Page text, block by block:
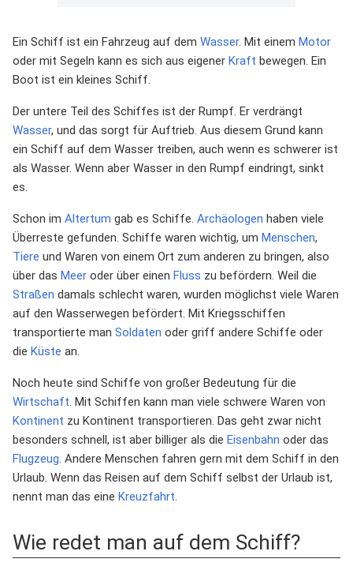
Ein Schiff ist ein Fahrzeug auf dem Wasser. Mit einem Motor
oder mit Segeln kann es sich aus eigener Kraft bewegen. Ein
Boot ist ein kleines Schiff.
Der untere Teil des Schiffes ist der Rumpf. Er verdrängt
Wasser, und das sorgt für Auftrieb. Aus diesem Grund kann
ein Schiff auf dem Wasser treiben, auch wenn es schwerer ist
als Wasser. Wenn aber Wasser in den Rumpf eindringt, sinkt
es.
Schon im Altertum gab es Schiffe. Archäologen haben viele
Überreste gefunden. Schiffe waren wichtig, um Menschen,
Tiere und Waren von einem Ort zum anderen zu bringen, also
über das Meer oder über einen Fluss zu befördern. Weil die
Straßen damals schlecht waren, wurden möglichst viele Waren
auf den Wasserwegen befördert. Mit Kriegsschiffen
transportierte man Soldaten oder griff andere Schiffe oder
die Küste an.
Noch heute sind Schiffe von großer Bedeutung für die
Wirtschaft. Mit Schiffen kann man viele schwere Waren von
Kontinent zu Kontinent transportieren. Das geht zwar nicht
besonders schnell, ist aber billiger als die Eisenbahn oder das
Flugzeug. Andere Menschen fahren gern mit dem Schiff in den
Urlaub. Wenn das Reisen auf dem Schiff selbst der Urlaub ist,
nennt man das eine Kreuzfahrt.
Wie redet man auf dem Schiff?